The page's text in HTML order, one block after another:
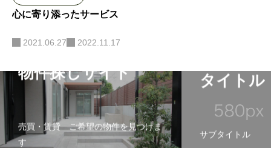
心に寄り添ったサービス
2021.06.27 2022.11.17
物件探しサイト
売買・賃貸 ご希望の物件を見つけま
す
タイトル
サブタイトル